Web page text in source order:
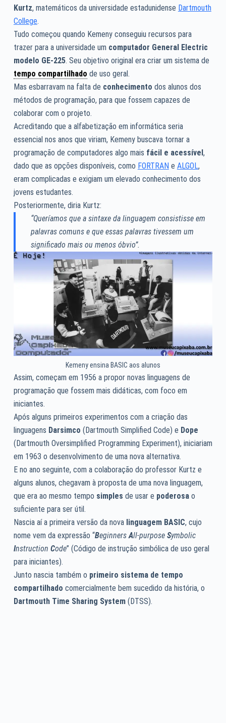
Kurtz, matemáticos da universidade estadunidense Dartmouth
College.
Tudo começou quando Kemeny conseguiu recursos para
trazer para a universidade um computador General Electric
modelo GE-225. Seu objetivo original era criar um sistema de
tempo compartilhado de uso geral.
Mas esbarravam na falta de conhecimento dos alunos dos
métodos de programação, para que fossem capazes de
colaborar com o projeto.
Acreditando que a alfabetização em informática seria
essencial nos anos que viriam, Kemeny buscava tornar a
programação de computadores algo mais fácil e acessível,
dado que as opções disponíveis, como FORTRANe ALGOL,
eram complicadas e exigiam um elevado conhecimento dos
jovens estudantes.
Posteriormente, diria Kurtz:
“Queríamos que a sintaxe da linguagem consistisse em
palavras comuns e que essas palavras tivessem um
significado mais ou menos óbvio”.
Kemeny ensina BASIC aos alunos
Assim, começam em 1956 a propor novas linguagens de
programação que fossem mais didáticas, com foco em
iniciantes.
Após alguns primeiros experimentos com a criação das
linguagens Darsimco (Dartmouth Simplified Code) e Dope
(Dartmouth Oversimplified Programming Experiment), iniciariam
em 1963 o desenvolvimento de uma nova alternativa.
E no ano seguinte, com a colaboração do professor Kurtz e
alguns alunos, chegavam à proposta de uma nova linguagem,
que era ao mesmo tempo simples de usar e poderosa o
suficiente para ser útil.
Nascia aí a primeira versão da nova linguagem BASIC, cujo
nome vem da expressão “Beginners All-purpose Symbolic
Instruction Code” (Código de instrução simbólica de uso geral
para iniciantes).
Junto nascia também o primeiro sistema de tempo
compartilhado comercialmente bem sucedido da história, o
Dartmouth Time Sharing System(DTSS).